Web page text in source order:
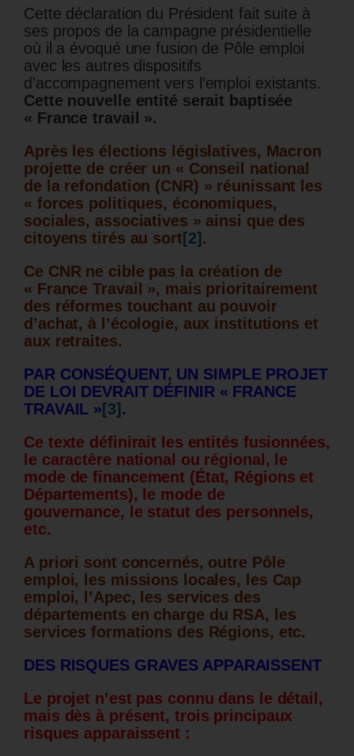
Cette déclaration du Président fait suite à
ses propos de la campagne présidentielle
où il a évoqué une fusion de Pôle emploi
avec les autres dispositifs
d’accompagnement vers l’emploi existants.
Cette nouvelle entité serait baptisée
« France travail ».
Après les élections législatives, Macron
projette de créer un « Conseil national
de la refondation (CNR) » réunissant les
« forces politiques, économiques,
sociales, associatives » ainsi que des
citoyens tirés au sort [2] .
Ce CNR ne cible pas la création de
« France Travail », mais prioritairement
des réformes touchant au pouvoir
d’achat, à l’écologie, aux institutions et
aux retraites.
PAR CONSÉQUENT, UN SIMPLE PROJET
DE LOI DEVRAIT DÉFINIR « FRANCE
TRAVAIL » [3] .
Ce texte définirait les entités fusionnées,
le caractère national ou régional, le
mode de financement (État, Régions et
Départements), le mode de
gouvernance, le statut des personnels,
etc.
A priori sont concernés, outre Pôle
emploi, les missions locales, les Cap
emploi, l’Apec, les services des
départements en charge du RSA, les
services formations des Régions, etc.
DES RISQUES GRAVES APPARAISSENT
Le projet n’est pas connu dans le détail,
mais dès à présent, trois principaux
risques apparaissent :